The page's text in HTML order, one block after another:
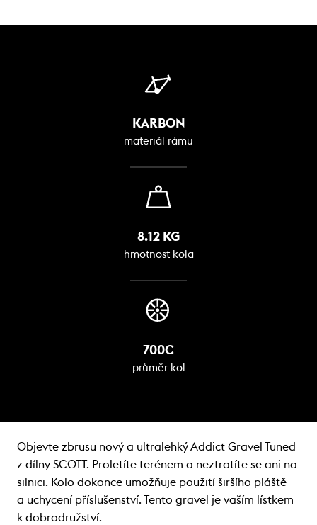
KARBON
materiál rámu
8.12 KG
hmotnost kola
700C
průměr kol
Objevte zbrusu nový a ultralehký Addict Gravel Tuned
z dílny SCOTT. Proletíte terénem a neztratíte se ani na
silnici. Kolo dokonce umožňuje použití širšího pláště
a uchycení příslušenství. Tento gravel je vaším lístkem
k dobrodružství.